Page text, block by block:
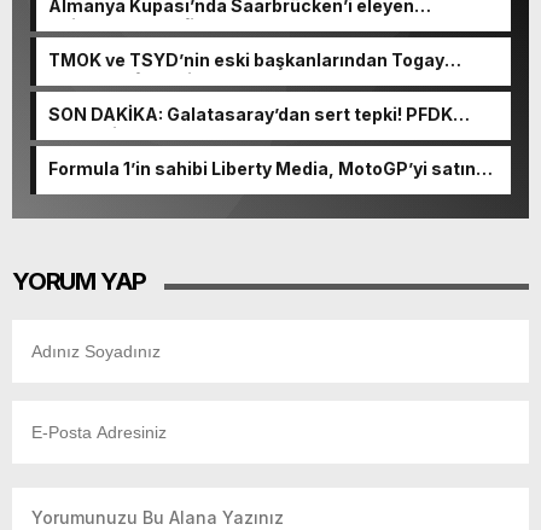
Almanya Kupası’nda Saarbrücken’i eleyen
Kaiserslautern finale kaldı
TMOK ve TSYD’nin eski başkanlarından Togay
Bayatlı vefat etti
SON DAKİKA: Galatasaray’dan sert tepki! PFDK
sevkleri sonrası…
Formula 1’in sahibi Liberty Media, MotoGP’yi satın
YORUM YAP